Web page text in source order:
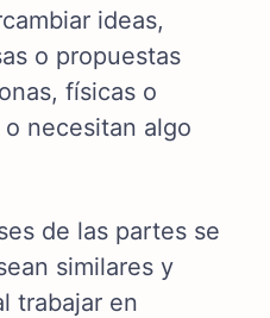
ideas,
o propuestas
físicas o
necesitan algo
de las partes se
similares y
trabajar en